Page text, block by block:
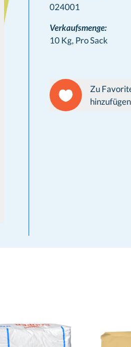
024001
Verkaufsmenge:
10 Kg, Pro Sack
Zu
hinzufügen